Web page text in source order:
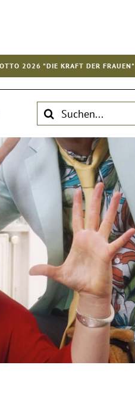
2026 "DIE KRAFT DER FRAUEN"
Suche
nach: